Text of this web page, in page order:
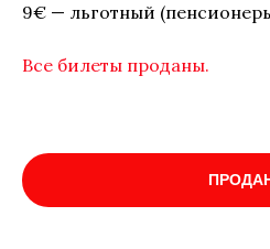
9€ — льготный
Все билеты проданы.